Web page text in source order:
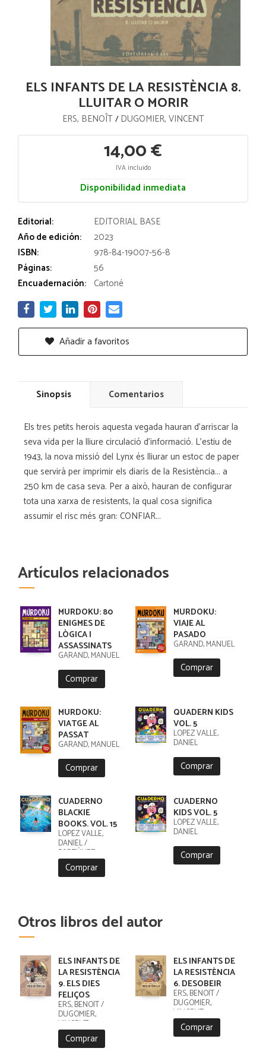
ELS INFANTS DE LA RESISTÈNCIA 8.
LLUITAR O MORIR
ERS, BENOÎT/DUGOMIER, VINCENT
14,00 €
IVA incluido
Disponibilidad inmediata
Editorial:
EDITORIAL BASE
Año de edición:
2023
ISBN:
978-84-19007-56-8
Páginas:
56
Encuadernación: Cartoné
Añadir a favoritos
Sinopsis Comentarios
Els tres petits herois aquesta vegada hauran d'arriscar la
seva vida per la lliure circulació d'informació. L'estiu de
1943, la nova missió del Lynx és lliurar un estoc de paper
que servirà per imprimir els diaris de la Resistència... a
250 km de casa seva. Per a això, hauran de configurar
tota una xarxa de resistents, la qual cosa significa
assumir el risc més gran: CONFIAR...
Artículos relacionados
MURDOKU: 80
ENIGMES DE
LÒGICA I
ASSASSINATS
GARAND, MANUEL
Comprar
MURDOKU:
VIAJE AL
PASADO
GARAND, MANUEL
Comprar
MURDOKU:
VIATGE AL
PASSAT
GARAND, MANUEL
Comprar
QUADERN KIDS
VOL. 5
LÓPEZ VALLE,
DANIEL
Comprar
CUADERNO
BLACKIE
BOOKS. VOL. 15
LÓPEZ VALLE,
DANIEL /
FORTÚNEZ,
CRISTOBAL
Comprar
CUADERNO
KIDS VOL. 5
LÓPEZ VALLE,
DANIEL
Comprar
Otros libros del autor
ELS INFANTS DE
LA RESISTÈNCIA
9. ELS DIES
FELIÇOS
ERS, BENOÎT /
DUGOMIER,
VINCENT
Comprar
ELS INFANTS DE
LA RESISTÈNCIA
6. DESOBEIR
ERS, BENOÎT /
DUGOMIER,
VINCENT
Comprar